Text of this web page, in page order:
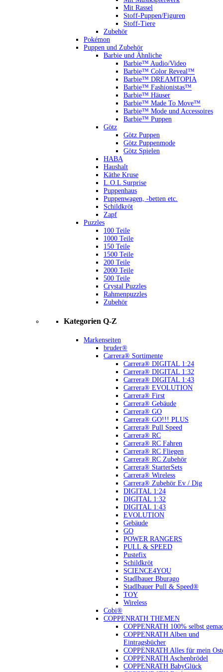
Mit Rassel
Stoff-Puppen/Figuren
Stoff-Tiere
Zubehör
Pokémon
Puppen und Zubehör
Barbie und Ähnliche
Barbie™ Audio/Video
Barbie™ Color Reveal™
Barbie™ DREAMTOPIA
Barbie™ Fashionistas™
Barbie™ Häuser
Barbie™ Made To Move™
Barbie™ Mode und Accessoires
Barbie™ Puppen
Götz
Götz Puppen
Götz Puppenmode
Götz Spielen
HABA
Haushalt
Käthe Kruse
L.O.L Surprise
Puppenhaus
Puppenwagen, -betten etc.
Schildkröt
Zapf
Puzzles
100 Teile
1000 Teile
150 Teile
1500 Teile
200 Teile
2000 Teile
500 Teile
Crystal Puzzles
Rahmenpuzzles
Zubehör
Kategorien Q-Z
Markenseiten
bruder®
Carrera® Sortimente
Carrera® DIGITAL 1:24
Carrera® DIGITAL 1:32
Carrera® DIGITAL 1:43
Carrera® EVOLUTION
Carrera® First
Carrera® Gebäude
Carrera® GO
Carrera® GO!!! PLUS
Carrera® Pull Speed
Carrera® RC
Carrera® RC Fahren
Carrera® RC Fliegen
Carrera® RC Zubehör
Carrera® StarterSets
Carrera® Wireless
Carrera® Zubehör Ev / Dig
DIGITAL 1:24
DIGITAL 1:32
DIGITAL 1:43
EVOLUTION
Gebäude
GO
POWER RANGERS
PULL & SPEED
Pustefix
Schildkröt
SCIENCE4YOU
Stadlbauer Bburago
Stadlbauer Pull & Speed®
TOY
Wireless
Cobi®
COPPENRATH THEMEN
COPPENRATH 100% selbst
COPPENRATH Alben und
Eintragsbücher
COPPENRATH Alles für mein
COPPENRATH Aschenbrödel
COPPENRATH BabyGlück